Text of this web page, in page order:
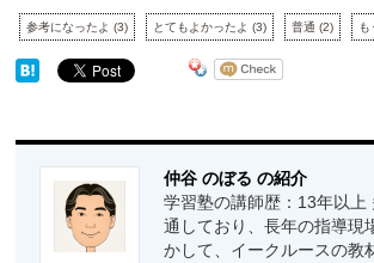
参考になったよ(3) とてもよかったよ(3) 普通(2)
仲谷 のぼる の紹介
学習塾の講師歴：13年以上
通しており、長年の指導現
かして、イークルースの教